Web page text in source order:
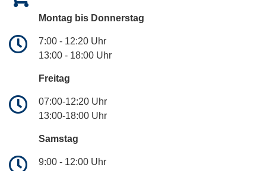
Montag bis Donnerstag
7:00 - 12:20 Uhr
13:00 - 18:00 Uhr
Freitag
07:00-12:20 Uhr
13:00-18:00 Uhr
Samstag
9:00 - 12:00 Uhr